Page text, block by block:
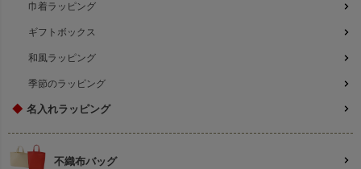
巾着ラッピング
ギフトボックス
和風ラッピング
季節のラッピング
◆ 名入れラッピング
不織布バッグ